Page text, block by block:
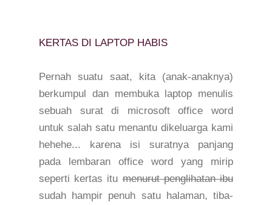
KERTAS DI LAPTOP HABIS
Pernah suatu saat, kita (anak-anaknya)
berkumpul dan membuka laptop menulis
sebuah surat di microsoft office word
untuk salah satu menantu dikeluarga kami
hehehe... karena isi suratnya panjang
pada lembaran office word yang mirip
seperti kertas itumenurut penglihatan ibu
sudah hampir penuh satu halaman, tiba-